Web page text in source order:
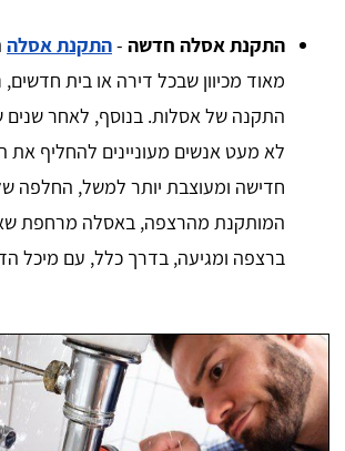
התקנת אסלה חדשה -התקנת אסלה
מאוד מכיוון שבכל דירה או בית
התקנה של אסלות. בנוסף, לאחר
לא מעט אנשים מעוניינים להחליף
חדישה ומעוצבת יותר למשל, החלפה
המותקנת מהרצפה, באסלה מרחפת
ברצפה ומגיעה, בדרך כלל, עם מיכל